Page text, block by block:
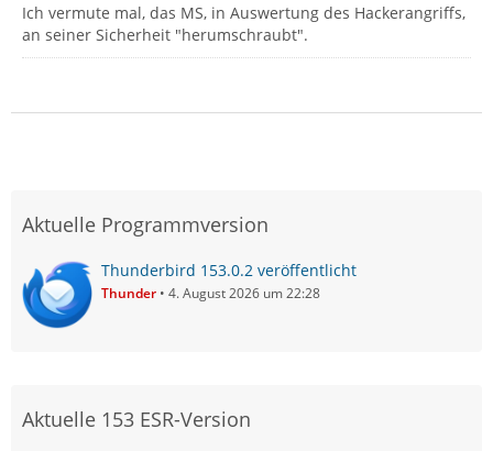
Ich vermute mal, das MS, in Auswertung des Hackerangriffs,
an seiner Sicherheit "herumschraubt".
Aktuelle Programmversion
Thunderbird 153.0.2 veröffentlicht
Thunder 4. August 2026 um 22:28
Aktuelle 153 ESR-Version